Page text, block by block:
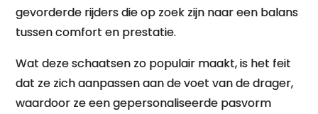
gevorderde rijders die op zoek zijn naar een balans
tussen comfort en prestatie.
Wat deze schaatsen zo populair maakt, is het feit
dat ze zich aanpassen aan de voet van de drager,
waardoor ze een gepersonaliseerde pasvorm